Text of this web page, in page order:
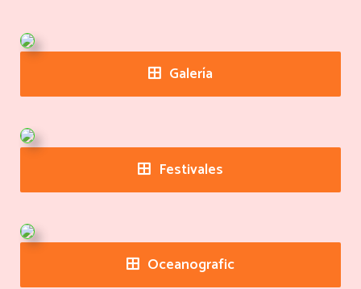
Galería
Festivales
Oceanografic